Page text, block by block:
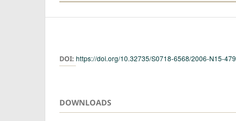
DOI: https://doi.org/10.32735/S0718-6568/2006-N15-479
DOWNLOADS